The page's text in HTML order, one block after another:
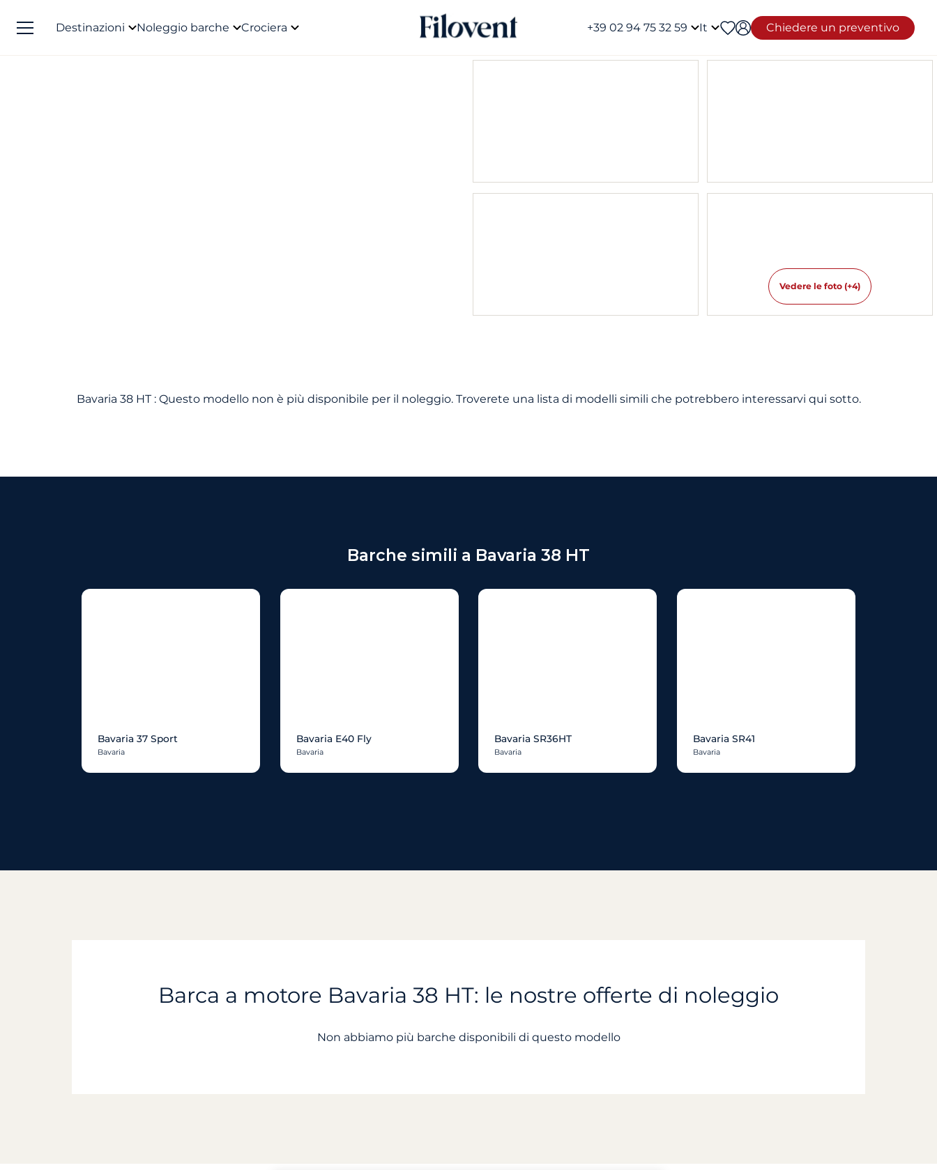
Destinazioni Noleggio barche Crociera +39 02 94 75 32 59 It Chiedere un preventivo
Vedere le foto (+4)
Bavaria 38 HT : Questo modello non è più disponibile per il noleggio. Troverete una lista di modelli simili che potrebbero interessarvi qui sotto.
Barche simili a Bavaria 38 HT
Bavaria 37 Sport
Bavaria
Bavaria E40 Fly
Bavaria
Bavaria SR36HT
Bavaria
Bavaria SR41
Bavaria
Barca a motore Bavaria 38 HT: le nostre offerte di noleggio
Non abbiamo più barche disponibili di questo modello